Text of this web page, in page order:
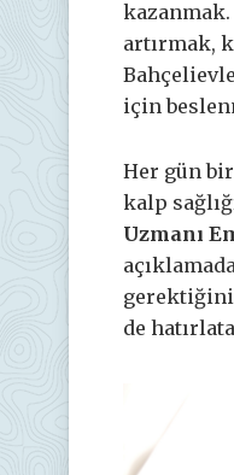
artırmak,
için
Her gün
kalp
Uzmanı
gerektiğini
de